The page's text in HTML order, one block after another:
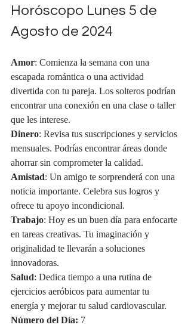
Horóscopo Lunes 5 de
Agosto de 2024
Amor: Comienza la semana con una
escapada romántica o una actividad
divertida con tu pareja. Los solteros podrían
encontrar una conexión en una clase o taller
que les interese.
Dinero: Revisa tus suscripciones y servicios
mensuales. Podrías encontrar áreas donde
ahorrar sin comprometer la calidad.
Amistad: Un amigo te sorprenderá con una
noticia importante. Celebra sus logros y
ofrece tu apoyo incondicional.
Trabajo: Hoy es un buen día para enfocarte
en tareas creativas. Tu imaginación y
originalidad te llevarán a soluciones
innovadoras.
Salud: Dedica tiempo a una rutina de
ejercicios aeróbicos para aumentar tu
energía y mejorar tu salud cardiovascular.
Número del Día: 7